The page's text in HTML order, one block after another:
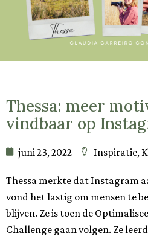
Thessa: meer
vindbaar op
juni 23, 2022 Inspiratie,
Thessa merkte dat Instagram
vond het lastig om mensen te
blijven. Ze is toen de
Challenge gaan volgen. Ze